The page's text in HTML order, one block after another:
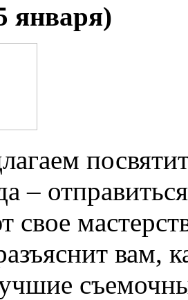
января)
–
свое
вам,